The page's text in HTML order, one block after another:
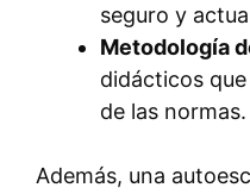
seguro y
Metodología
didácticos
de las normas.
Además, una